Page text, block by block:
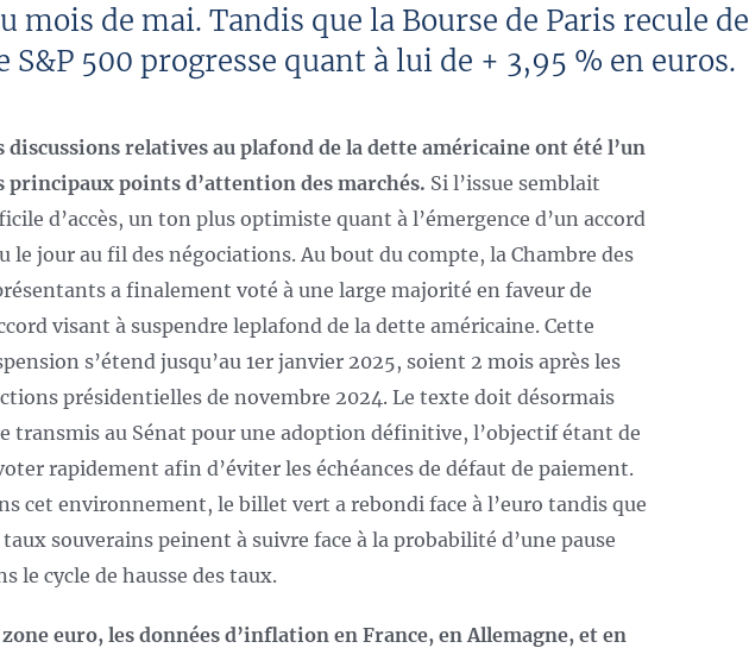
mois de mai. Tandis que la Bourse de Paris recule de
S&P 500 progresse quant à lui de + 3,95 % en euros.
discussions relatives au plafond de la dette américaine ont été l’un
principaux points d’attention des marchés. Si l’issue semblait
d’accès, un ton plus optimiste quant à l’émergence d’un accord
le jour au fil des négociations. Au bout du compte, la Chambre des
a finalement voté à une large majorité en faveur de
visant à suspendre leplafond de la dette américaine. Cette
s’étend jusqu’au 1er janvier 2025, soient 2 mois après les
présidentielles de novembre 2024. Le texte doit désormais
transmis au Sénat pour une adoption définitive, l’objectif étant de
rapidement afin d’éviter les échéances de défaut de paiement.
cet environnement, le billet vert a rebondi face à l’euro tandis que
taux souverains peinent à suivre face à la probabilité d’une pause
le cycle de hausse des taux.
euro, les données d’inflation en France, en Allemagne, et en